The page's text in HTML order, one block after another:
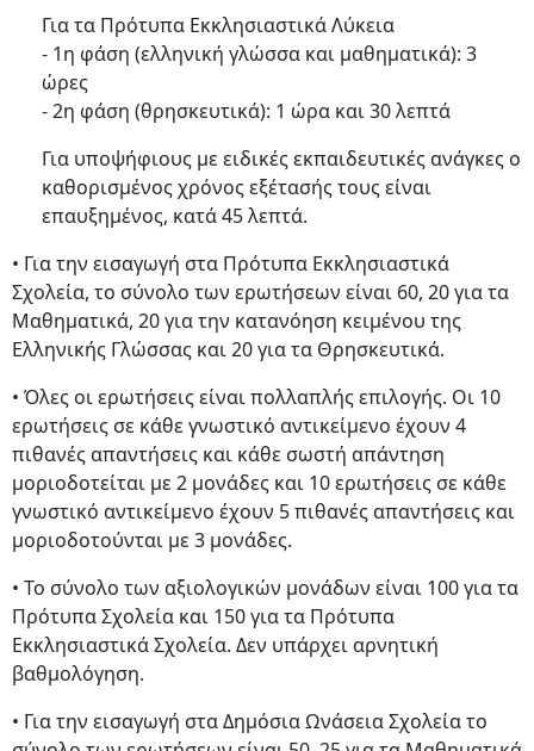
Για τα Πρότυπα Εκκλησιαστικά Λύκεια
- 1η φάση (ελληνική γλώσσα και μαθηματικά): 3
ώρες
- 2η φάση (θρησκευτικά): 1 ώρα και 30 λεπτά
Για υποψήφιους με ειδικές εκπαιδευτικές ανάγκες ο
καθορισμένος χρόνος εξέτασής τους είναι
επαυξημένος, κατά 45 λεπτά.
• Για την εισαγωγή στα Πρότυπα Εκκλησιαστικά
Σχολεία, το σύνολο των ερωτήσεων είναι 60, 20 για τα
Μαθηματικά, 20 για την κατανόηση κειμένου της
Ελληνικής Γλώσσας και 20 για τα Θρησκευτικά.
• Όλες οι ερωτήσεις είναι πολλαπλής επιλογής. Οι 10
ερωτήσεις σε κάθε γνωστικό αντικείμενο έχουν 4
πιθανές απαντήσεις και κάθε σωστή απάντηση
μοριοδοτείται με 2 μονάδες και 10 ερωτήσεις σε κάθε
γνωστικό αντικείμενο έχουν 5 πιθανές απαντήσεις και
μοριοδοτούνται με 3 μονάδες.
• Το σύνολο των αξιολογικών μονάδων είναι 100 για τα
Πρότυπα Σχολεία και 150 για τα Πρότυπα
Εκκλησιαστικά Σχολεία. Δεν υπάρχει αρνητική
βαθμολόγηση.
• Για την εισαγωγή στα Δημόσια Ωνάσεια Σχολεία το